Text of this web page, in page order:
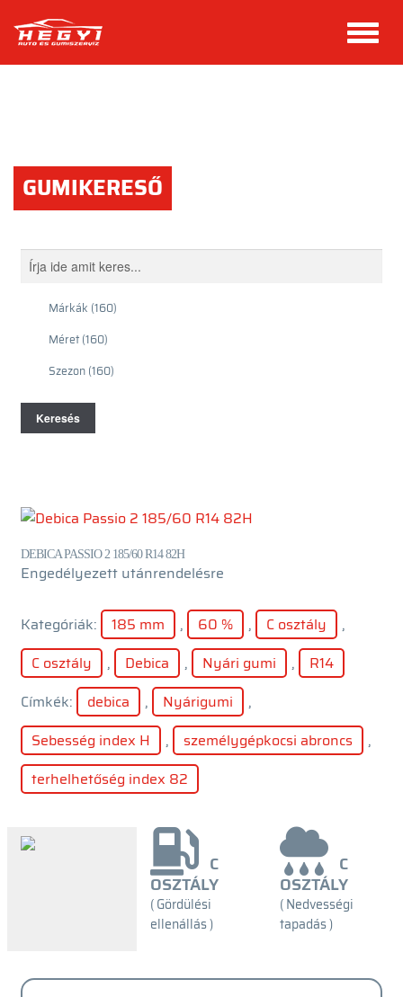
GUMIKERESŐ
DEBICA PASSIO 2 185/60 R14 82H
Engedélyezett utánrendelésre
Kategóriák: 185 mm , 60 % , C osztály
,
C osztály
, Debica , Nyári gumi ,
R14
Címkék:
debica , Nyárigumi
,
Sebesség index H
, személygépkocsi abroncs
,
terhelhetőség index 82
C
OSZTÁLY
( Gördülési
ellenállás )
C
OSZTÁLY
( Nedvességi
tapadás )
Márkák (160)
Méret (160)
Szezon (160)
Keresés